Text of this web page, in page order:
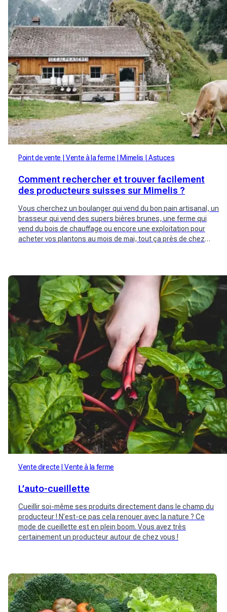
Point de vente Vente à la ferme Mimelis Astuces
Comment rechercher et trouver facilement
des producteurs suisses sur Mimelis ?
Vous cherchez un boulanger qui vend du bon pain artisanal, un
brasseur qui vend des supers bières brunes, une ferme qui
vend du bois de chauffage ou encore une exploitation pour
acheter vos plantons au mois de mai, tout ça près de chez
Vente directe Vente à la ferme
L’auto-cueillette
Cueillir soi-même ses produits directement dans le champ du
producteur ! N’est-ce pas cela renouer avec la nature ? Ce
mode de cueillette est en plein boom. Vous avez très
certainement un producteur autour de chez vous !